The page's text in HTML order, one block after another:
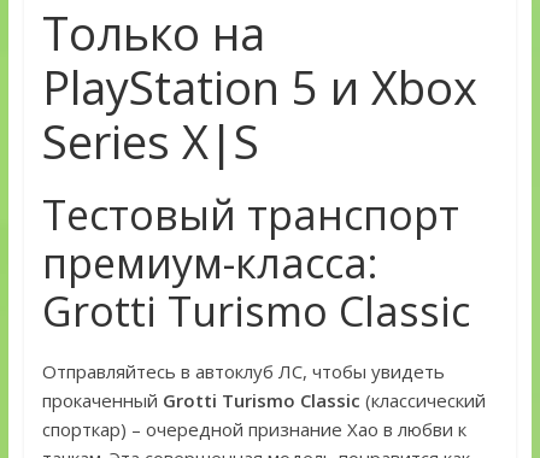
Только на
PlayStation 5 и Xbox
Series X|S
Тестовый транспорт
премиум-класса:
Grotti Turismo Classic
Отправляйтесь в автоклуб ЛС, чтобы увидеть
прокаченный Grotti Turismo Classic (классический
спорткар) – очередной признание Хао в любви к